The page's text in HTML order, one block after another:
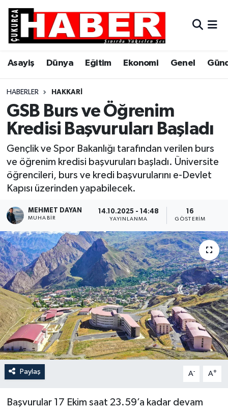
Asayiş Dünya Eğitim Ekonomi Genel
HABERLER HAKKARI
GSB Burs ve Öğrenim
Kredisi Başvuruları Başladı
Gençlik ve Spor Bakanlığı tarafından verilen burs
ve öğrenim kredisi başvuruları başladı. Üniversite
öğrencileri, burs ve kredi başvurularını e-Devlet
Kapısı üzerinden yapabilecek.
MEHMET DAYAN
MUHABIR
14.10.2025 - 14:48
YAYINLANMA
16
GÖSTERIM
Paylaş A- A+
Başvurular 17 Ekim saat 23.59’a kadar devam
Asayiş
Dünya
Eğitim
Ekonomi
Gündem
Hakkari
Siyaset
Son Dakika
Teknoloji
Yaşam
Hava Durumu
Trafik Durumu
Süper Lig Puan Durumu ve Fikstür
Tüm Manşetler
Haber Arşivi